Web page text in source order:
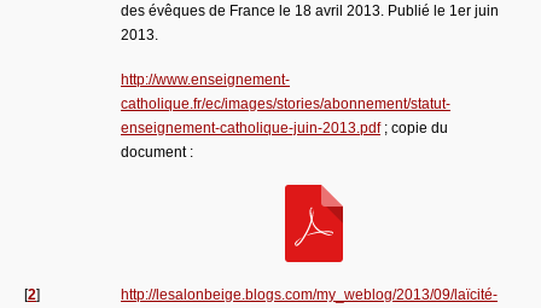
des évêques de France le 18 avril 2013. Publié le 1er juin
2013.
http://www.enseignement-
catholique.fr/ec/images/stories/abonnement/statut-
enseignement-catholique-juin-2013.pdf; copie du
document :
[2]
http://lesalonbeige.blogs.com/my_weblog/2013/09/laïcité-